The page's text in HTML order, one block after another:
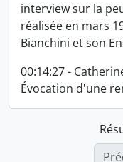
interview sur la
réalisée en mars
Bianchini et son
00:14:27 -
Évocation d'une